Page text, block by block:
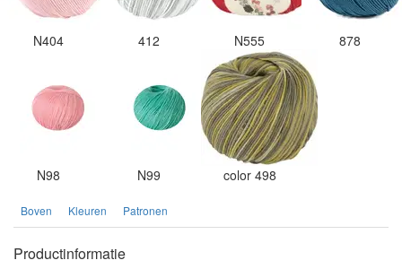
N404 412 N555 878
N98 N99 color 498
Boven Kleuren Patronen
Productinformatie